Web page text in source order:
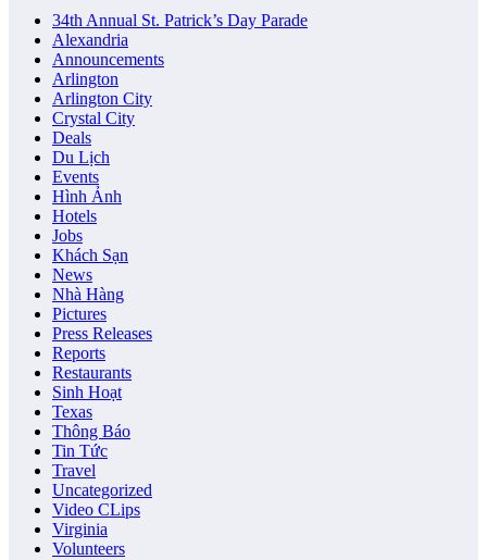
34th Annual St. Patrick’s Day Parade
Alexandria
Announcements
Arlington
Arlington City
Crystal City
Deals
Du Lịch
Events
Hình Ảnh
Hotels
Jobs
Khách Sạn
News
Nhà Hàng
Pictures
Press Releases
Reports
Restaurants
Sinh Hoạt
Texas
Thông Báo
Tin Tức
Travel
Uncategorized
Video CLips
Virginia
Volunteers